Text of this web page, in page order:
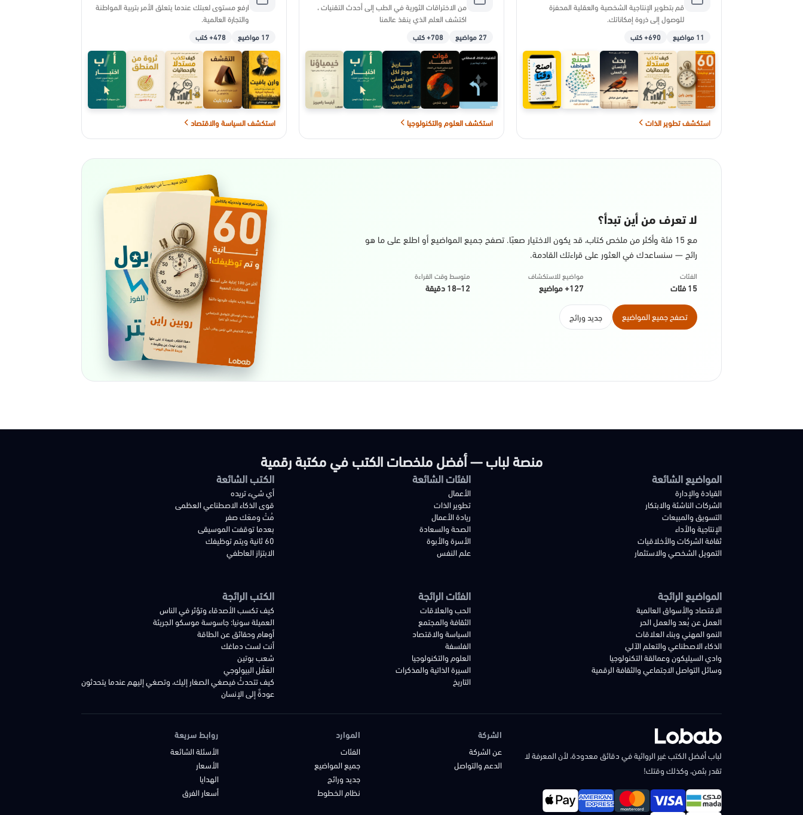
قم بتطوير الإنتاجية الشخصية والعقلية المحفزة
للوصول إلى ذروة إمكاناتك.
11 مواضيع 690+ كتب
استكشف تطوير الذات
من الاختراقات الثورية في الطب إلى أحدث التقنيات ،
اكتشف العلم الذي ينقذ عالمنا
27 مواضيع 708+ كتب
استكشف العلوم والتكنولوجيا
ارفع مستوى لعبتك عندما يتعلق الأمر بتربية المواطنة
والتجارة العالمية.
17 مواضيع 478+ كتب
استكشف السياسة والاقتصاد
لا تعرف من أين تبدأ؟
مع 15 فئة وأكثر من ملخص كتاب، قد يكون الاختيار صعبًا. تصفح جميع المواضيع أو اطلع على ما هو
رائج — سنساعدك في العثور على قراءتك القادمة.
الفئات
15 فئات
مواضيع للاستكشاف
127+ مواضيع
متوسط وقت القراءة
12–18 دقيقة
تصفح جميع المواضيع جديد ورائج
منصة لباب — أفضل ملخصات الكتب في مكتبة رقمية
المواضيع الشائعة
القيادة والإدارة
الشركات الناشئة والابتكار
التسويق والمبيعات
الإنتاجية والأداء
ثقافة الشركات والأخلاقيات
التمويل الشخصي والاستثمار
الفئات الشائعة
الأعمال
تطوير الذات
ريادة الأعمال
الصحة والسعادة
الأسرة والأبوة
علم النفس
الكتب الشائعة
أي شيء تريده
قوى الذكاء الاصطناعي العظمى
مُتْ ومعَك صفر
بعدما توقفت الموسيقى
60 ثانية ويتم توظيفك
الابتزاز العاطفي
المواضيع الرائجة
الاقتصاد والأسواق العالمية
العمل عن بُعد والعمل الحر
النمو المهني وبناء العلاقات
الذكاء الاصطناعي والتعلم الآلي
وادي السيليكون وعمالقة التكنولوجيا
وسائل التواصل الاجتماعي والثقافة الرقمية
الفئات الرائجة
الحب والعلاقات
الثقافة والمجتمع
السياسة والاقتصاد
الفلسفة
العلوم والتكنولوجيا
السيرة الذاتية والمذكرات
التاريخ
الكتب الرائجة
كيف تكسب الأصدقاء وتؤثر في الناس
العميلة سونيا: جاسوسة موسكو الجريئة
أوهام وحقائق عن الطاقة
أنت لست دماغك
شعب بوتين
العَقْل البيولوجي
كيف تتحدثُ فيصغي الصغار إليك، وتصغي إليهم عندما يتحدثون
عودةٌ إلى الإنسان
لباب أفضل الكتب غير الروائية في دقائق معدودة، لأن المعرفة لا
تقدر بثمن، وكذلك وقتك!
الشركة
عن الشركة
الدعم والتواصل
الموارد
الفئات
جميع المواضيع
جديد ورائج
نظام الخطوط
روابط سريعة
الأسئلة الشائعة
الأسعار
الهدايا
أسعار الفرق